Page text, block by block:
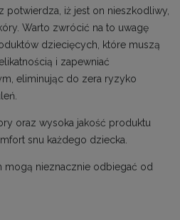
potwierdza, iż jest on nieszkodliwy,
Warto zwrócić na to uwagę
dziecięcych, które muszą
i zapewniać
eliminując do zera ryzyko
oraz wysoka jakość produktu
snu każdego dziecka.
mogą nieznacznie odbiegać od